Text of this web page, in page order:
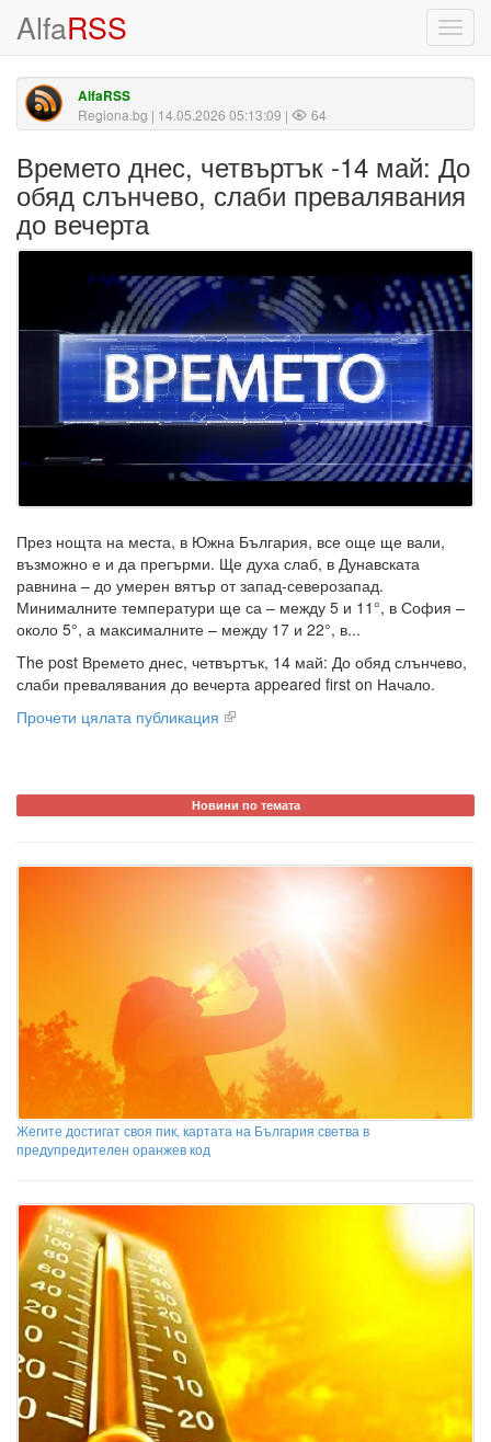
AlfaRSS
AlfaRSS
Regiona.bg | 14.05.2026 05:13:09 | 64
Времето днес, четвъртък -14 май: До
обяд слънчево, слаби превалявания
до вечерта
През нощта на места, в Южна България, все още ще вали,
възможно е и да прегърми. Ще духа слаб, в Дунавската
равнина – до умерен вятър от запад-северозапад.
Минималните температури ще са – между 5 и 11°, в София –
около 5°, а максималните – между 17 и 22°, в...
The post Времето днес, четвъртък, 14 май: До обяд слънчево,
слаби превалявания до вечерта appeared first on Начало.
Прочети цялата публикация
Новини по темата
Жегите достигат своя пик, картата на България светва в
предупредителен оранжев код